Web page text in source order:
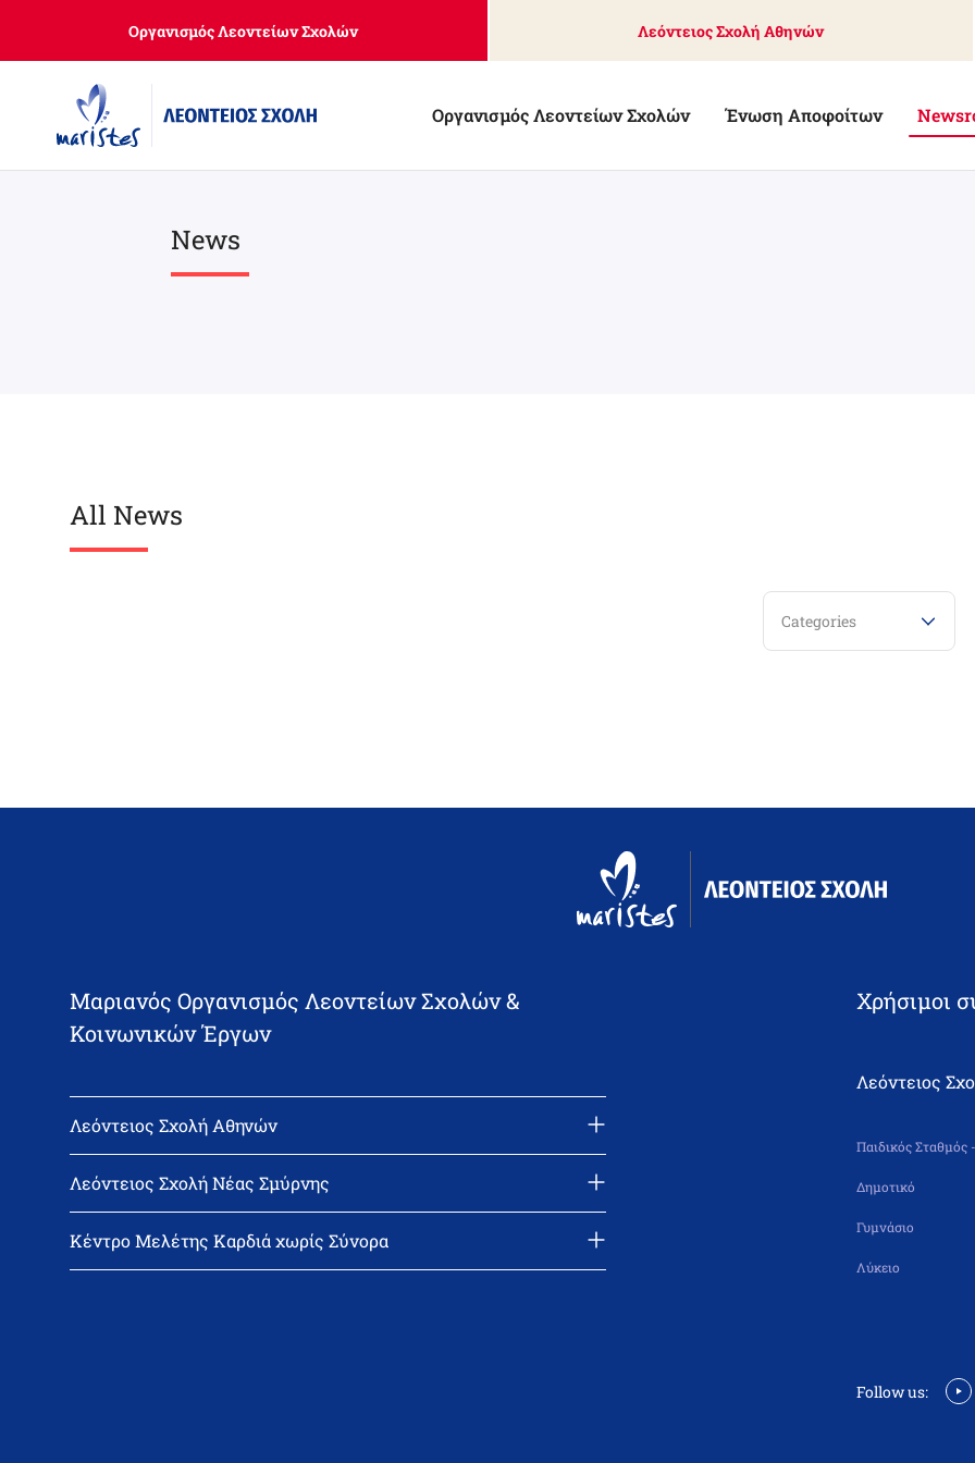
main
Οργανισμός Λεοντείων Σχολών Λεόντειος Σχολή Αθηνών
Οργανισμός Λεοντείων Σχολών Ένωση Αποφοίτων
News
All News
Categories
Μαριανός Οργανισμός Λεοντείων Σχολών &
Κοινωνικών Έργων
Λεόντειος Σχολή Αθηνών
email: l_leonin@leonteiosedu.gr
Λεόντειος Σχολή Νέας Σμύρνης
email: info@leonteiosns.gr
Κέντρο Μελέτης Καρδιά χωρίς Σύνορα
Χρήσιμοι
Λεόντειος
Παιδικός Σταθμός
Δημοτικό
Γυμνάσιο
Λύκειο
Follow us: